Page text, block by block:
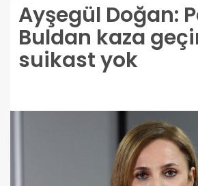
Ayşegül Doğan:
Buldan kaza
suikast yok